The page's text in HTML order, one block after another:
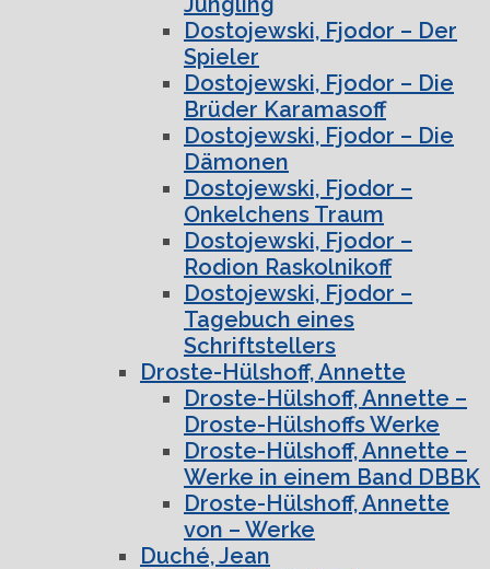
Dostojewski, Fjodor – Der
Spieler
Dostojewski, Fjodor – Die
Brüder Karamasoff
Dostojewski, Fjodor – Die
Dämonen
Dostojewski, Fjodor –
Onkelchens Traum
Dostojewski, Fjodor –
Rodion Raskolnikoff
Dostojewski, Fjodor –
Tagebuch eines
Schriftstellers
Droste-Hülshoff, Annette
Droste-Hülshoff, Annette –
Droste-Hülshoffs Werke
Droste-Hülshoff, Annette –
Werke in einem Band DBBK
Droste-Hülshoff, Annette
von – Werke
Duché, Jean